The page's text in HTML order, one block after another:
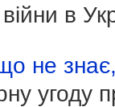
в
не
угоду